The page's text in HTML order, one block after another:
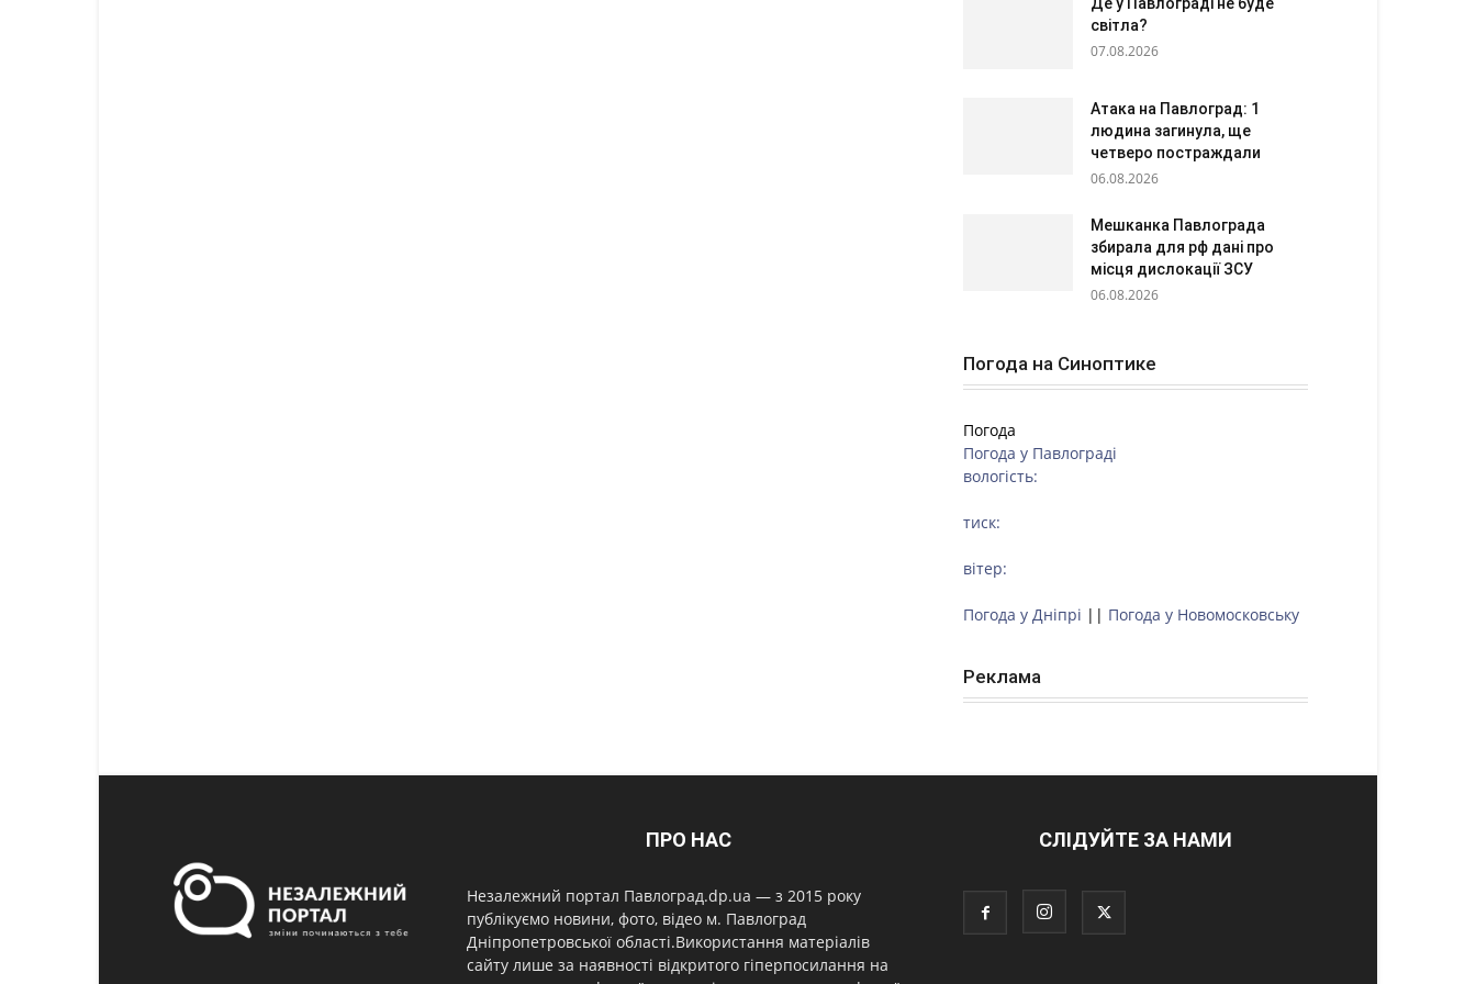
світла?
07.08.2026
Атака на Павлоград: 1
людина загинула, ще
четверо постраждали
06.08.2026
Мешканка Павлограда
збирала для рф дані про
місця дислокації ЗСУ
06.08.2026
Погода на Синоптике
Погода
Погода у Павлограді
вологість:
тиск:
вітер:
Погода у Дніпрі || Погода у Новомосковську
Реклама
ПРО НАС
Незалежний портал Павлоград.dp.ua — з 2015 року
публікуємо новини, фото, відео м. Павлоград
Дніпропетровської області.Використання матеріалів
сайту лише за наявності відкритого гіперпосилання на
СЛІДУЙТЕ ЗА НАМИ